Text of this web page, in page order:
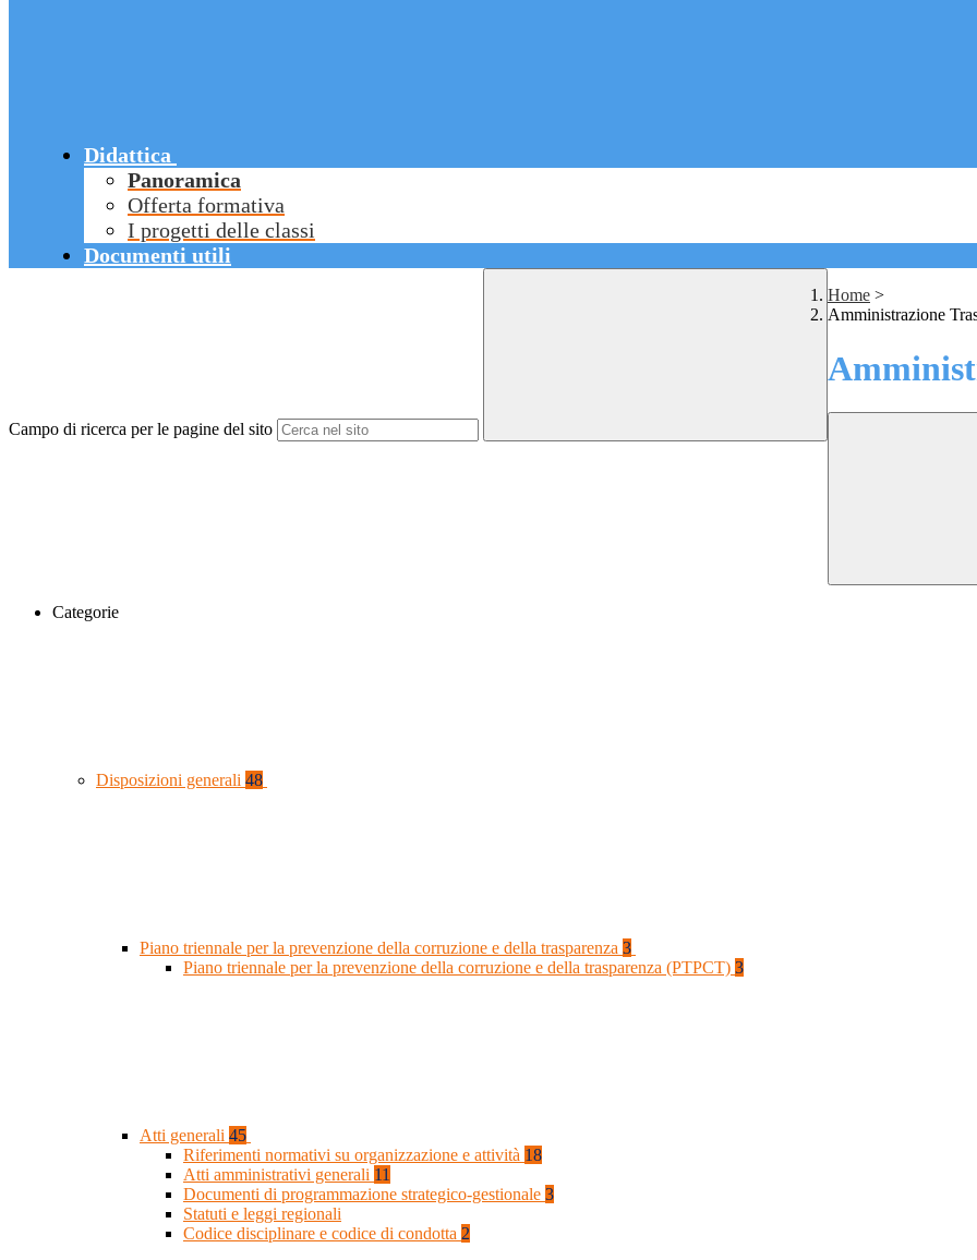
Didattica
Panoramica
Offerta formativa
I progetti delle classi
Documenti utili
Campo di ricerca per le pagine del sito
Home >
Amministrazione
Categorie
Disposizioni generali 48
Piano triennale per la prevenzione della corruzione e della trasparenza 3
Piano triennale per la prevenzione della corruzione e della trasparenza (PTPCT) 3
Atti generali 45
Riferimenti normativi su organizzazione e attività 18
Atti amministrativi generali 11
Documenti di programmazione strategico-gestionale 3
Statuti e leggi regionali
Codice disciplinare e codice di condotta 2